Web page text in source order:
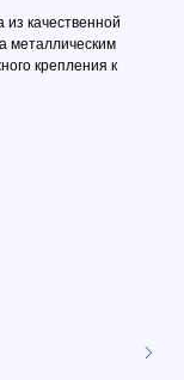
качественной
металлическим
крепления к